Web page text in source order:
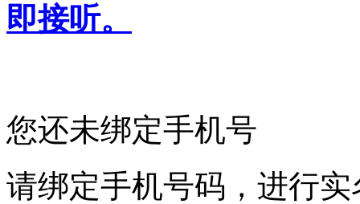
即接听。
您还未绑定手机号
请绑定手机号码，进行